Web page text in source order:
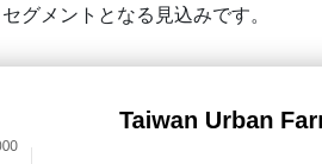
セグメントとなる見込みです。